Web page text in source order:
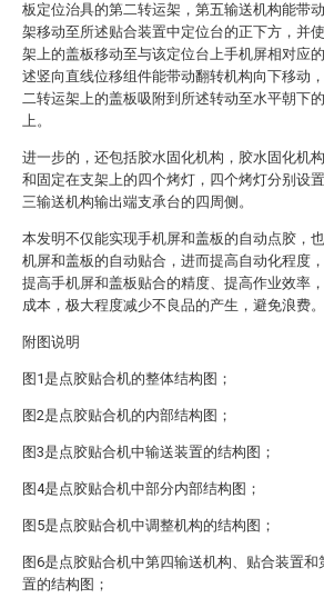
板定位治具的第二转运架，第五输送机构能带
架移动至所述贴合装置中定位台的正下方，并
架上的盖板移动至与该定位台上手机屏相对应
述竖向直线位移组件能带动翻转机构向下移动
二转运架上的盖板吸附到所述转动至水平朝下
上。
进一步的，还包括胶水固化机构，胶水固化机
和固定在支架上的四个烤灯，四个烤灯分别设
三输送机构输出端支承台的四周侧。
本发明不仅能实现手机屏和盖板的自动点胶，
机屏和盖板的自动贴合，进而提高自动化程度
提高手机屏和盖板贴合的精度、提高作业效率
成本，极大程度减少不良品的产生，避免浪费。
附图说明
图1是点胶贴合机的整体结构图；
图2是点胶贴合机的内部结构图；
图3是点胶贴合机中输送装置的结构图；
图4是点胶贴合机中部分内部结构图；
图5是点胶贴合机中调整机构的结构图；
图6是点胶贴合机中第四输送机构、贴合装置和
置的结构图；